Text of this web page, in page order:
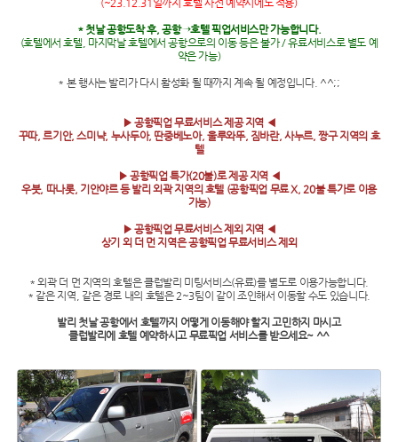
(~23.12.31일까지 호텔 사전 예약시에도 적용)
* 첫날 공항도착 후, 공항→호텔 픽업서비스만 가능합니다.
(호텔에서 호텔, 마지막날 호텔에서 공항으로의 이동 등은 불가 / 유료서비스로 별도 예
약은 가능)
* 본 행사는 발리가 다시 활성화 될 때까지 계속 될 예정입니다. ^^;;
▶ 공항픽업 무료서비스 제공 지역 ◀
꾸따, 르기안, 스미냑, 누사두아, 딴중베노아, 울루와뚜, 짐바란, 사누르, 짱구 지역의 호
텔
▶ 공항픽업 특가(20불)로 제공 지역 ◀
우붓, 따나롯, 기안야르 등 발리 외곽 지역의 호텔 (공항픽업 무료 X, 20불 특가로 이용
가능)
▶ 공항픽업 무료서비스 제외 지역 ◀
상기 외 더 먼 지역은 공항픽업 무료서비스 제외
* 외곽 더 먼 지역의 호텔은 클럽발리 미팅서비스(유료)를 별도로 이용가능합니다.
* 같은 지역, 같은 경로 내의 호텔은 2~3팀이 같이 조인해서 이동할 수도 있습니다.
발리 첫날 공항에서 호텔까지 어떻게 이동해야 할지 고민하지 마시고
클럽발리에 호텔 예약하시고 무료픽업 서비스를 받으세요~ ^^